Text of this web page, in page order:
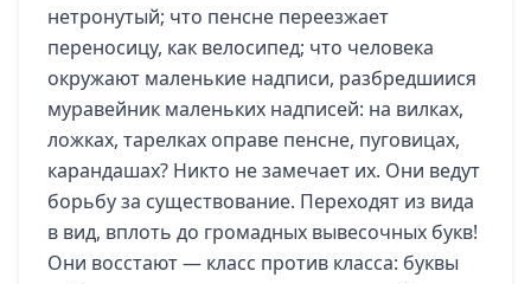
нетронутый; что пенсне переезжает
переносицу, как велосипед; что человека
окружают маленькие надписи, разбредшиися
муравейник маленьких надписей: на вилках,
ложках, тарелках оправе пенсне, пуговицах,
карандашах? Никто не замечает их. Они ведут
борьбу за существование. Переходят из вида
в вид, вплоть до громадных вывесочных букв!
Они восстают — класс против класса: буквы